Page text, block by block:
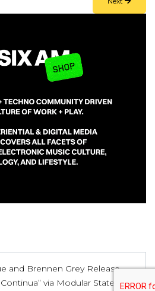
and Brennen Grey Release
via Modular States